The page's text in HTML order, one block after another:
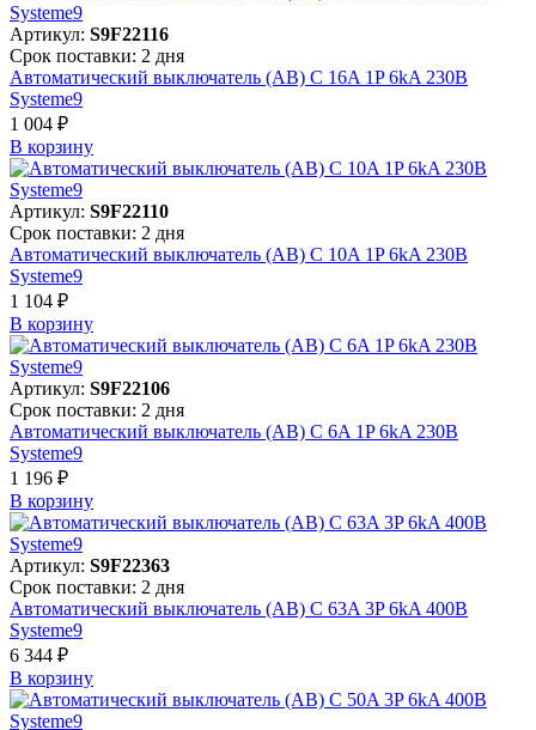
Артикул: S9F22116
Срок поставки: 2 дня
Автоматический выключатель (АВ) C 16A 1P 6kA 230В
Systeme9
1 004 ₽
В корзинy
Артикул: S9F22110
Срок поставки: 2 дня
Автоматический выключатель (АВ) C 10A 1P 6kA 230В
Systeme9
1 104 ₽
В корзинy
Артикул: S9F22106
Срок поставки: 2 дня
Автоматический выключатель (АВ) C 6A 1P 6kA 230В
Systeme9
1 196 ₽
В корзинy
Артикул: S9F22363
Срок поставки: 2 дня
Автоматический выключатель (АВ) C 63A 3P 6kA 400В
Systeme9
6 344 ₽
В корзинy